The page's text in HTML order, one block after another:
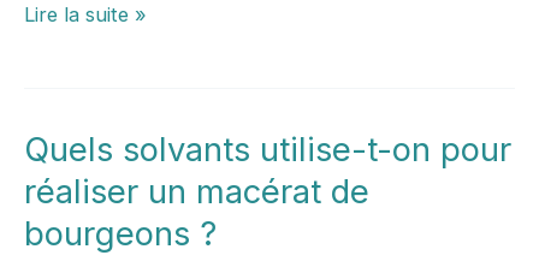
Lire la suite »
Quels solvants utilise-t-on pour
réaliser un macérat de
bourgeons ?
Quels
solvants
utilise-
t-